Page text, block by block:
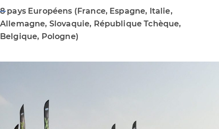
8 pays Européens (France, Espagne, Italie,
Allemagne, Slovaquie, République Tchèque,
Belgique, Pologne)